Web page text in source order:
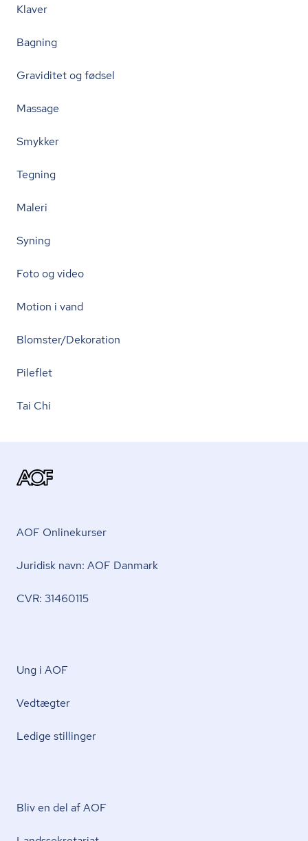
Klaver
Bagning
Graviditet og fødsel
Massage
Smykker
Tegning
Maleri
Syning
Foto og video
Motion i vand
Blomster/Dekoration
Pileflet
Tai Chi
AOF Onlinekurser
Juridisk navn: AOF Danmark
CVR: 31460115
Ung i AOF
Vedtægter
Ledige stillinger
Bliv en del af AOF